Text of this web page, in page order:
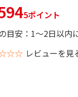
5ポイント
目安：1～2日以内
レビューを見